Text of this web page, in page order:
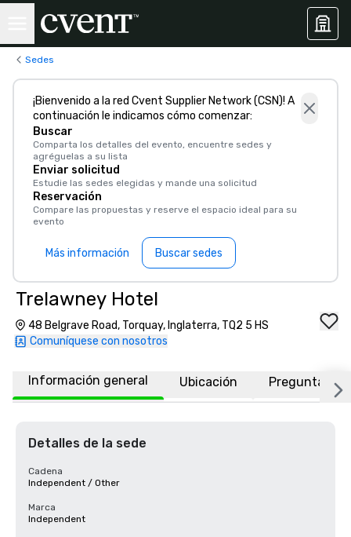
Sedes
¡Bienvenido a la red Cvent Supplier Network (CSN)! A
continuación le indicamos cómo comenzar:
Buscar
Comparta los detalles del evento, encuentre sedes y
agréguelas a su lista
Enviar solicitud
Estudie las sedes elegidas y mande una solicitud
Reservación
Compare las propuestas y reserve el espacio ideal para su
evento
Más información Buscar sedes
Trelawney Hotel
48 Belgrave Road, Torquay, Inglaterra, TQ2 5 HS
Comuníquese con nosotros
Información general Ubicación Preguntas
Detalles de la sede
Cadena
Independent / Other
Marca
Independent